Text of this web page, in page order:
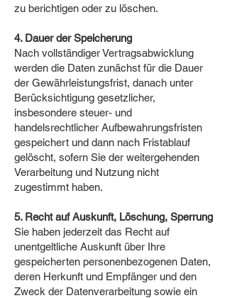
zu berichtigen oder zu löschen.
4. Dauer der Speicherung
Nach vollständiger Vertragsabwicklung
werden die Daten zunächst für die Dauer
der Gewährleistungsfrist, danach unter
Berücksichtigung gesetzlicher,
insbesondere steuer- und
handelsrechtlicher Aufbewahrungsfristen
gespeichert und dann nach Fristablauf
gelöscht, sofern Sie der weitergehenden
Verarbeitung und Nutzung nicht
zugestimmt haben.
5. Recht auf Auskunft, Löschung, Sperrung
Sie haben jederzeit das Recht auf
unentgeltliche Auskunft über Ihre
gespeicherten personenbezogenen Daten,
deren Herkunft und Empfänger und den
Zweck der Datenverarbeitung sowie ein